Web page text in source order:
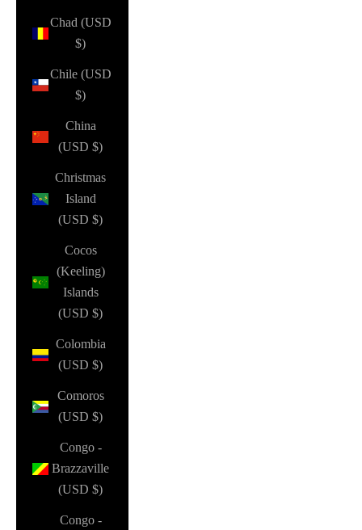
Chad (USD
$)
Chile (USD
$)
China
(USD $)
Christmas
Island
(USD $)
Cocos
(Keeling)
Islands
(USD $)
Colombia
(USD $)
Comoros
(USD $)
Congo -
Brazzaville
(USD $)
Congo -